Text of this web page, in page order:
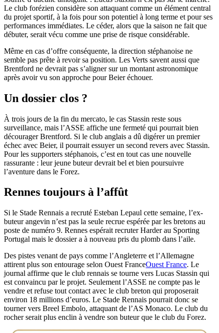
Le club forézien considère son attaquant comme un élément central
du projet sportif, à la fois pour son potentiel à long terme et pour ses
performances immédiates. Le céder, alors que la saison ne fait que
débuter, serait vécu comme une prise de risque considérable.
Même en cas d’offre conséquente, la direction stéphanoise ne
semble pas prête à revoir sa position. Les Verts savent aussi que
Brentford ne devrait pas s’aligner sur un montant astronomique
après avoir vu son approche pour Beier échouer.
Un dossier clos ?
À trois jours de la fin du mercato, le cas Stassin reste sous
surveillance, mais l’ASSE affiche une fermeté qui pourrait bien
décourager Brentford. Si le club anglais a dû digérer un premier
échec avec Beier, il pourrait essuyer un second revers avec Stassin.
Pour les supporters stéphanois, c’est en tout cas une nouvelle
rassurante : leur jeune buteur devrait bel et bien poursuivre
l’aventure dans le Forez.
Rennes toujours à l’affût
Si le Stade Rennais a recruté Esteban Lepaul cette semaine, l’ex-
buteur angevin n’est pas la seule recrue espérée par les bretons au
poste de numéro 9. Rennes espérait recruter Harder au Sporting
Portugal mais le dossier a à nouveau pris du plomb dans l’aile.
Des pistes venant de pays comme l’Angleterre et l’Allemagne
attirent plus son entourage selon Ouest FranceOuest France. Le
journal affirme que le club rennais se tourne vers Lucas Stassin qui
est convaincu par le projet. Seulement l’ASSE ne compte pas le
vendre et refuse tout contact avec le club breton qui proposerait
environ 18 millions d’euros. Le Stade Rennais pourrait donc se
tourner vers Breel Embolo, attaquant de l’AS Monaco. Le club du
rocher serait plus enclin à vendre son buteur que le club du Forez.